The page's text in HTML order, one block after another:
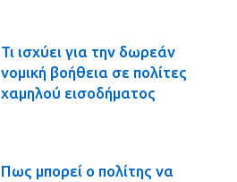
Τι ισχύει για την δωρεάν
νομική βοήθεια σε πολίτες
χαμηλού εισοδήματος
Πως μπορεί ο πολίτης να